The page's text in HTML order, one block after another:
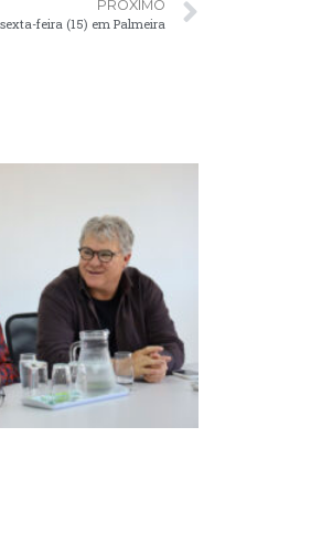
PRÓXIMO
feira (15) em Palmeira